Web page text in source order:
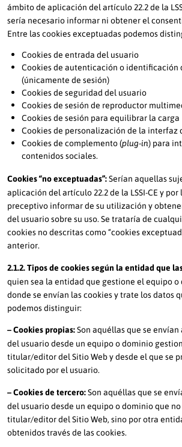
ámbito de aplicación del artículo 22.2 de la
sería necesario informar ni obtener el
Entre las cookies exceptuadas podemos
Cookies de entrada del usuario
Cookies de autenticación o identificación
(únicamente de sesión)
Cookies de seguridad del usuario
Cookies de sesión de reproductor
Cookies de sesión para equilibrar la carga
Cookies de personalización de la interfaz
Cookies de complemento (plug-in) para
contenidos sociales.
Cookies “no exceptuadas”:Serían aquellas
aplicación del artículo 22.2 de la LSSI-CE y
preceptivo informar de su utilización y
del usuario sobre su uso. Se trataría de
cookies no descritas como “cookies
anterior.
2.1.2. Tipos de cookies según la entidad que
quien sea la entidad que gestione el equipo o
donde se envían las cookies y trate los datos
podemos distinguir:
– Cookies propias:Son aquéllas que se
del usuario desde un equipo o dominio
titular/editor del Sitio Web y desde el que se
solicitado por el usuario.
– Cookies de tercero:Son aquéllas que se
del usuario desde un equipo o dominio que
titular/editor del Sitio Web, sino por otra
obtenidos través de las cookies.